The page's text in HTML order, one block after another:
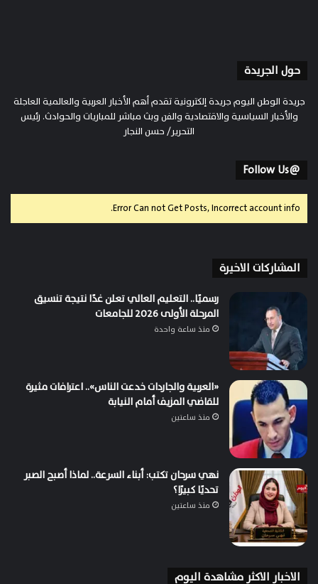
حول الجريدة
جريدة الوطن اليوم جريدة إلكترونية تقدم أهم الأخبار العربية والعالمية العاجلة
والأخبار السياسية والاقتصادية والفن وبث مباشر للمباريات والحوادث. رئيس
التحرير/ حسن النجار
@Follow Us
Error Can not Get Posts, Incorrect account info.
المشاركات الاخيرة
رسميًا.. التعليم العالي تعلن غدًا نتيجة تنسيق
المرحلة الأولى 2026 للجامعات
منذ ساعة واحدة
«العربية والجاردات خدعت الناس».. اعترافات مثيرة
للقاضي المزيف أمام النيابة
منذ ساعتين
نهي سرحان تكتب: أبناء السرعة.. لماذا أصبح الصبر
تحديًا كبيرًا؟
منذ ساعتين
الاخبار الاكثر مشاهدة اليوم